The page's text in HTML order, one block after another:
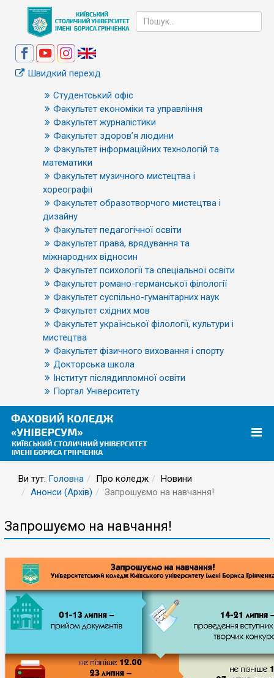
Швидкий перехід
Студентський офіс
Факультет економіки та управління
Факультет журналістики
Факультет здоров’я людини
Факультет інформаційних технологій та
математики
Факультет музичного мистецтва і
хореографії
Факультет образотворчого мистецтва і
дизайну
Факультет педагогічної освіти
Факультет права, врядування та
міжнародних відносин
Факультет психології та спеціальної освіти
Факультет романо-германської філології
Факультет суспільно-гуманітарних наук
Факультет східних мов
Факультет української філології, культури і
мистецтва
Факультет фізичного виховання і спорту
Докторська школа
Інститут післядипломної освіти
Портал Університету
Ви тут: Головна Про коледж
Новини
Анонси (Архів)
Запрошуємо на навчання!
Запрошуємо на навчання!